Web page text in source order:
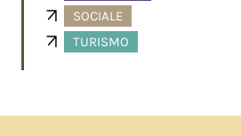
SOCIALE
TURISMO